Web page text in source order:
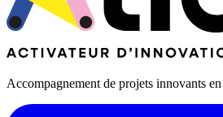
Accompagnement de projets innovants